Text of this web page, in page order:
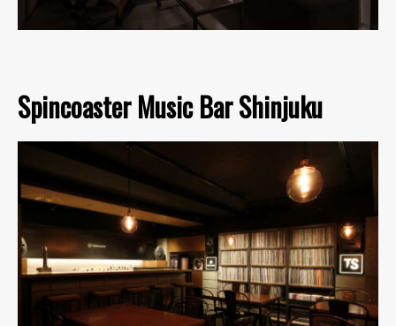
Spincoaster Music Bar Shinjuku